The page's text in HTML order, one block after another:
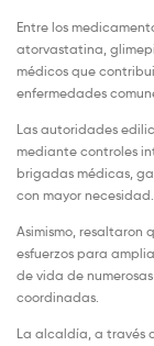
Entre los
atorvastatina,
médicos que
enfermedades
Las autoridades
mediante controles
brigadas médicas,
con mayor necesidad.
Asimismo, resaltaron
esfuerzos para
de vida de
coordinadas.
La alcaldía, a través